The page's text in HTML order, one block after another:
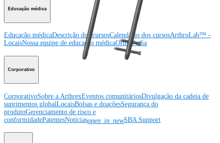
Educação médica
Educação médicaDescrição dos cursosCalendário dos cursosArthroLab™ -
LocaisNossa equipe de educação médicaOrthoPedia
Corporativo
CorporativoSobre a ArthrexEventos comunitáriosDivulgação da cadeia de
suprimentos globalLocaisBolsas e doaçõesSegurança do
produtoGerenciamento de risco e
conformidadePatentesNotíciasopen_in_newSBA Support